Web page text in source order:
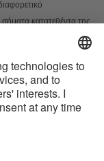
κατατεθέντα της
την Satisfyer GmbH
εμπορικά σήματα της
Play είναι εμπορικά